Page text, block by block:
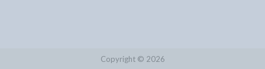
Copyright © 2026